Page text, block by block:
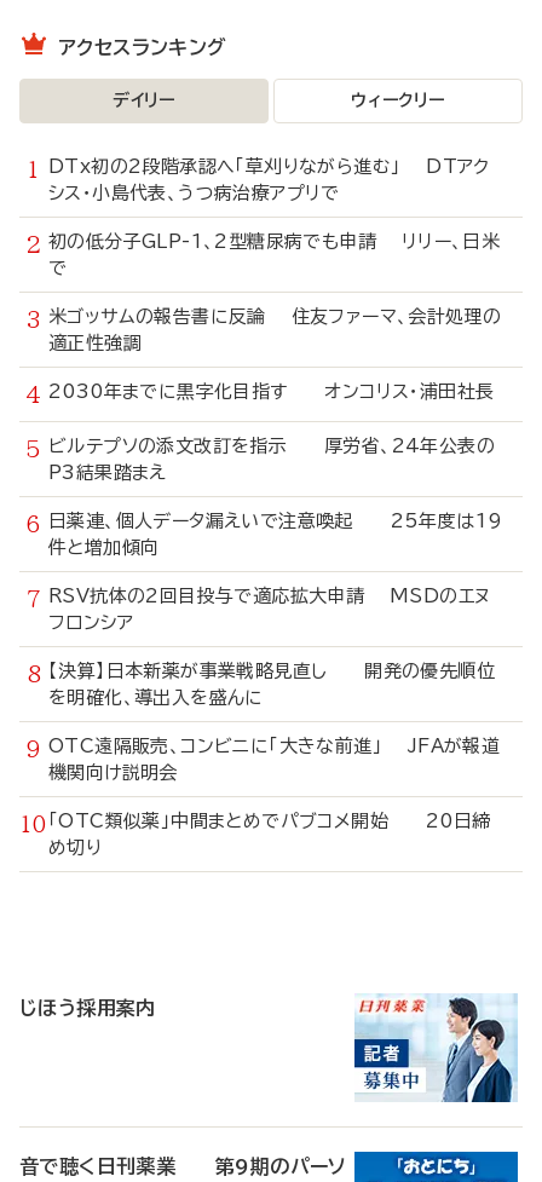
アクセスランキング
デイリー ウィークリー
DTx初の2段階承認へ「草刈りながら進む」 DTアク
シス・小島代表、うつ病治療アプリで
初の低分子GLP-1、2型糖尿病でも申請 リリー、日米
で
米ゴッサムの報告書に反論 住友ファーマ、会計処理の
適正性強調
2030年までに黒字化目指す オンコリス・浦田社長
ビルテプソの添文改訂を指示 厚労省、24年公表の
P3結果踏まえ
日薬連、個人データ漏えいで注意喚起 25年度は19
件と増加傾向
RSV抗体の2回目投与で適応拡大申請 MSDのエヌ
フロンシア
【決算】日本新薬が事業戦略見直し 開発の優先順位
を明確化、導出入を盛んに
OTC遠隔販売、コンビニに「大きな前進」 JFAが報道
機関向け説明会
「OTC類似薬」中間まとめでパブコメ開始 20日締
め切り
じほう採用案内
音で聴く日刊薬業 第9期のパーソ